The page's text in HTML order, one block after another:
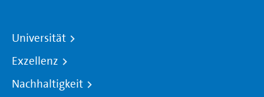
Universität
Exzellenz
Nachhaltigkeit